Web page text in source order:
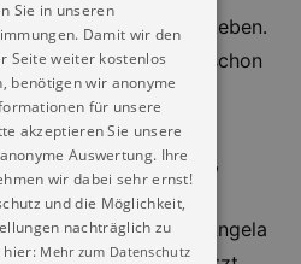
Hälfte ist rum. Vom Leben.
das jetzt womöglich schon
außer Wechseljahre,
Alter schon tot, Angela
Sie in unseren
Damit wir den
Seite weiter kostenlos
benötigen wir anonyme
für unsere
akzeptieren Sie unsere
Auswertung. Ihre
wir dabei sehr ernst!
und die Möglichkeit,
nachträglich zu
hier: Mehr zum Datenschutz